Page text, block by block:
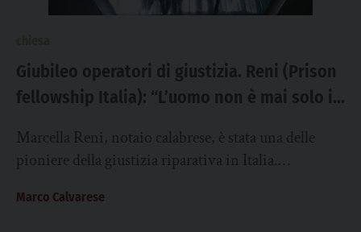
Giubileo operatori di giustizia. Reni (Prison
fellowship Italia): “L’uomo non è mai solo il
Marcella Reni, notaio calabrese, è stata una delle
pioniere della giustizia riparativa in Italia.
sua...
Marco Calvarese